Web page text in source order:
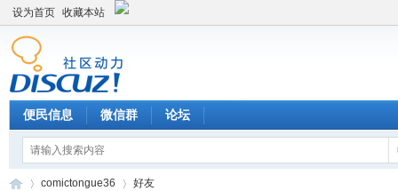
设为首页 收藏本站
便民信息 微信群 论坛
comictongue36 好友